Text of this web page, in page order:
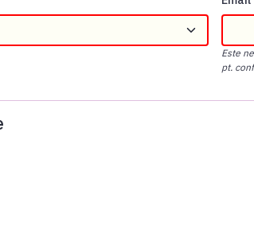
Este
pt.